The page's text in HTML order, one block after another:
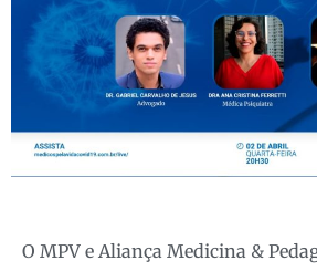
O MPV e Aliança Medicina &